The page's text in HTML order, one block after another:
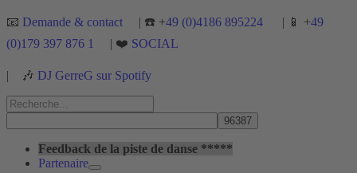
Aller
contenu
📧 Demande & contact | ☎️ +49 (0)4186 895224 | 📱 +49
(0)179 397 876 1
| ❤️ SOCIAL
| 🎶 DJ GerreG sur Spotify
Rechercher :
Feedback de la piste de danse *****
Partenaire